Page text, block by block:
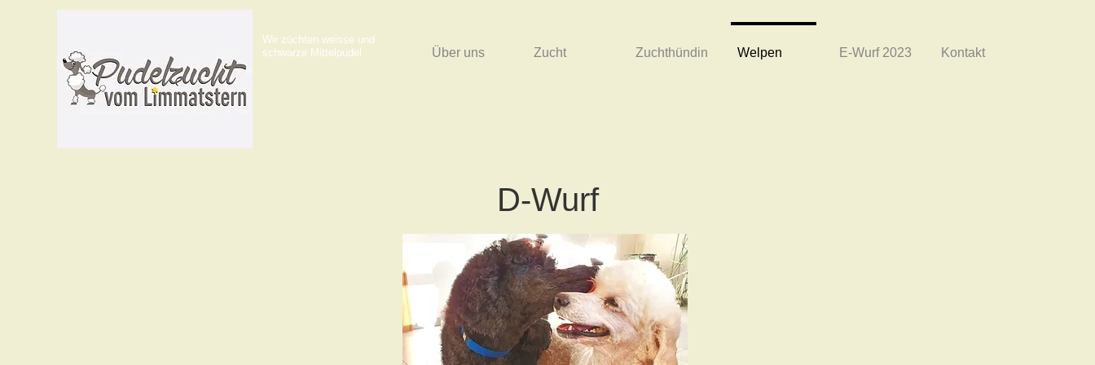
Wir züchten weisse und
schwarze Mittelpudel
Über uns Zucht Zuchthündin Welpen E-Wurf 2023 Kontakt
D-Wurf